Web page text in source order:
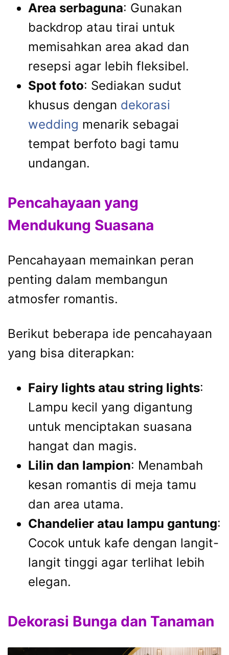
Area serbaguna: Gunakan
backdrop atau tirai untuk
memisahkan area akad dan
resepsi agar lebih fleksibel.
Spot foto: Sediakan sudut
khusus dengan dekorasi
wedding menarik sebagai
tempat berfoto bagi tamu
undangan.
Pencahayaan yang
Mendukung Suasana
Pencahayaan memainkan peran
penting dalam membangun
atmosfer romantis.
Berikut beberapa ide pencahayaan
yang bisa diterapkan:
Fairy lights atau string lights:
Lampu kecil yang digantung
untuk menciptakan suasana
hangat dan magis.
Lilin dan lampion: Menambah
kesan romantis di meja tamu
dan area utama.
Chandelier atau lampu gantung:
Cocok untuk kafe dengan langit-
langit tinggi agar terlihat lebih
elegan.
Dekorasi Bunga dan Tanaman